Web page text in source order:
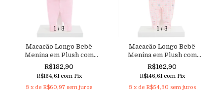
1/ 3
Macacão Longo Bebê
Menina em Plush com
Casaquinho Sobreposto em
Cotele Forrado Aconchego
R$182,90
R$164,61 com Pix
3 x de R$60,97 sem juros
1/ 3
Macacão Longo Bebê
Menina em Plush com
Estampa Exclusiva e
Abertura Lateral e Gola
Bordada Aconchego
R$162,90
R$146,61 com Pix
3 x de R$54,30 sem juros